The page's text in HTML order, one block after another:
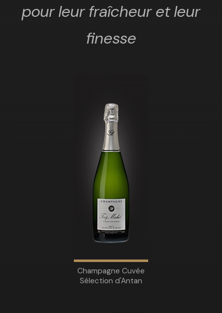
pour leur fraîcheur et leur
finesse
Champagne Cuvée
Sélection d'Antan